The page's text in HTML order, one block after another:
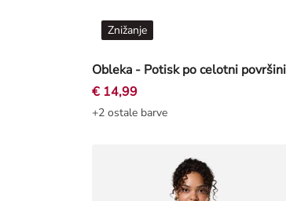
Znižanje
€ 14,99
+2 ostale barve